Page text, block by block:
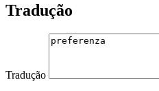
Tradução
Tradução